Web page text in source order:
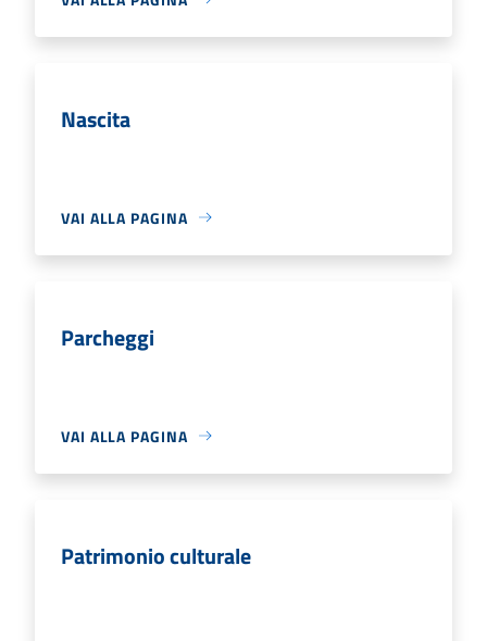
Nascita
VAI ALLA PAGINA
Parcheggi
VAI ALLA PAGINA
Patrimonio culturale